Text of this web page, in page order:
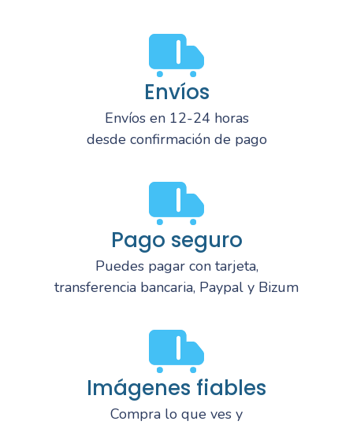
Envíos
Envíos en 12-24 horas
desde confirmación de pago
Pago seguro
Puedes pagar con tarjeta,
transferencia bancaria, Paypal y Bizum
Imágenes fiables
Compra lo que ves y